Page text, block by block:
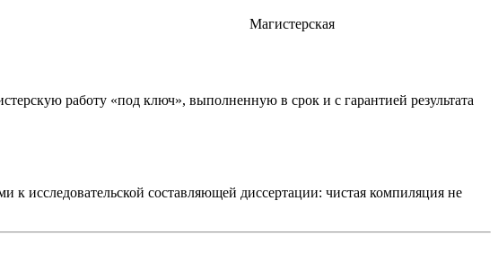
Магистерская
работу «под ключ», выполненную в срок и с гарантией результата
к исследовательской составляющей диссертации: чистая компиляция не